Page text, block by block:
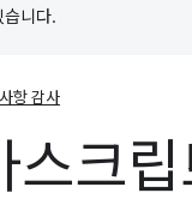
습니다.
항 감사
스크